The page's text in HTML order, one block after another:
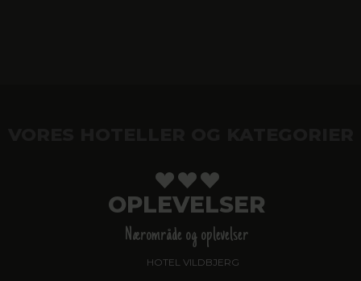
OPLEVELSER
Nærområde og oplevelser
HOTEL VILDBJERG